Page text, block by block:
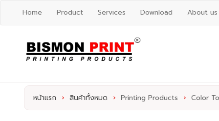
Home Product Services Download About us
หน้าแรก › สินค้าทั้งหมด › Printing Products › Color